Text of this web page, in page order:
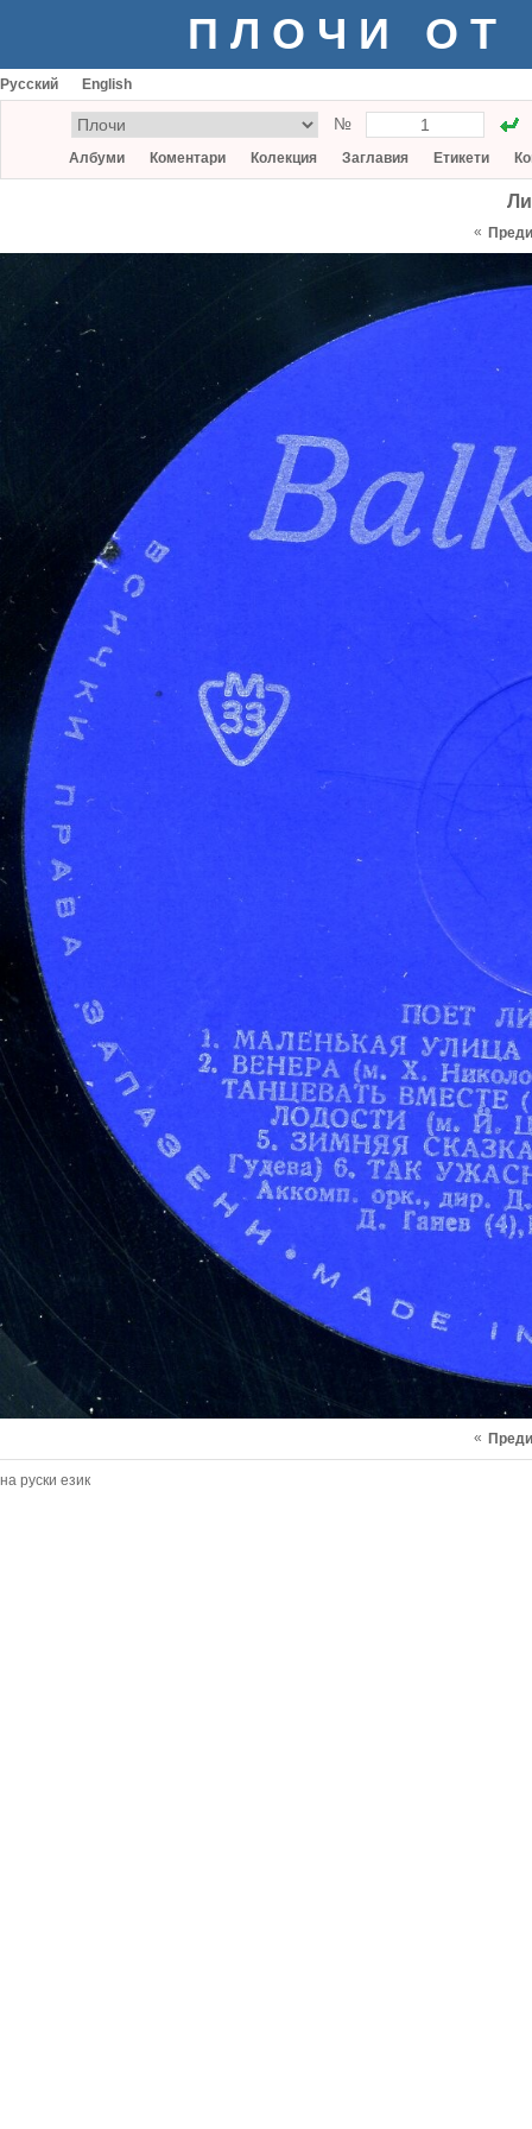
ПЛОЧИ ОТ
Русский English
№
Албуми Коментари Колекция Заглавия Етикети
«
«
на руски език